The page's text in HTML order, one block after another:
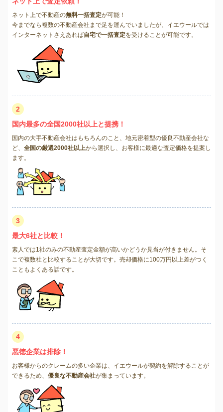
ネット上で不動産の無料一括査定が可能！
今までなら複数の不動産会社まで足を運んでいましたが、イエウールでは
インターネットさえあれば自宅で一括査定を受けることが可能です。
2
国内最多の全国2000社以上と提携！
国内の大手不動産会社はもちろんのこと、地元密着型の優良不動産会社な
ど、 全国の厳選2000社以上から選択し、お客様に最適な査定価格を提案し
ます。
3
最大6社と比較！
素人では1社のみの不動産査定金額が高いかどうか見当が付きません。そ
こで複数社と比較することが大切です。売却価格に100万円以上差がつく
こともよくある話です。
4
悪徳企業は排除！
お客様からのクレームの多い企業は、イエウールが契約を解除することが
できるため、 優良な不動産会社が集まっています。